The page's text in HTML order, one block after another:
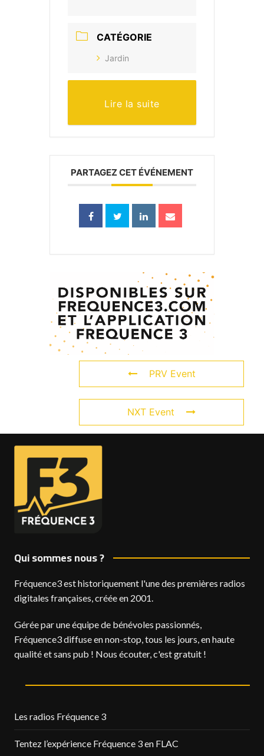
CATÉGORIE
Jardin
Lire la suite
PARTAGEZ CET ÉVÉNEMENT
PRV Event
NXT Event
Qui sommes nous ?
Fréquence3 est historiquement l'une des premières radios
digitales françaises, créée en 2001.
Gérée par une équipe de bénévoles passionnés,
Fréquence3 diffuse en non-stop, tous les jours, en haute
qualité et sans pub ! Nous écouter, c'est gratuit !
Les radios Fréquence 3
Tentez l’expérience Fréquence 3 en FLAC